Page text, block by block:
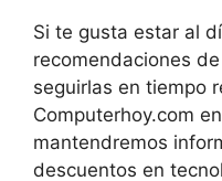
Si te gusta estar al
recomendaciones
seguirlas en tiempo
Computerhoy.com
mantendremos
descuentos en